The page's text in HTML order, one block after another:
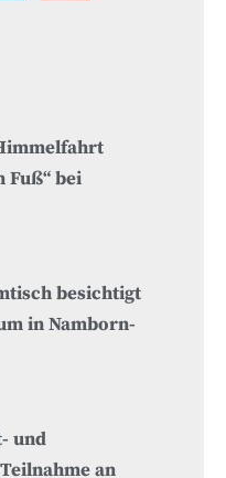
Fuß“ bei
besichtigt
in Namborn-
und
an